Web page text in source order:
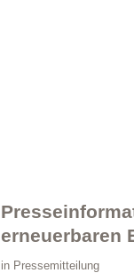
erneuerbaren
in Pressemitteilung